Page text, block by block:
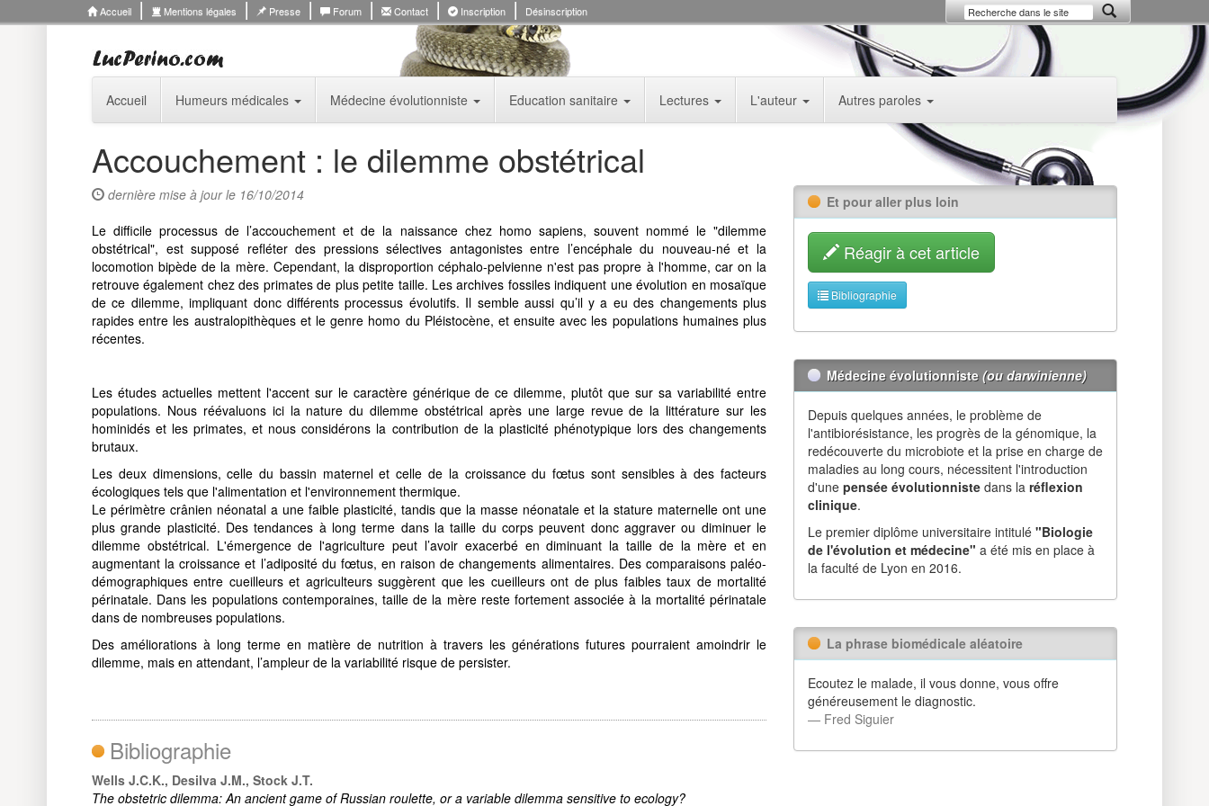
Accueil Mentions légales Presse Forum Contact Inscription Désinscription
Accueil Humeurs médicales Médecine évolutionniste Education sanitaire Lectures L'auteur Autres paroles
Accouchement : le dilemme obstétrical
dernière mise à jour le 16/10/2014
Le difficile processus de l’accouchement et de la naissance chez homo sapiens, souvent nommé le "dilemme
obstétrical", est supposé refléter des pressions sélectives antagonistes entre l’encéphale du nouveau-né et la
locomotion bipède de la mère. Cependant, la disproportion céphalo-pelvienne n'est pas propre à l'homme, car on la
retrouve également chez des primates de plus petite taille. Les archives fossiles indiquent une évolution en mosaïque
de ce dilemme, impliquant donc différents processus évolutifs. Il semble aussi qu’il y a eu des changements plus
rapides entre les australopithèques et le genre homo du Pléistocène, et ensuite avec les populations humaines plus
récentes.
Les études actuelles mettent l'accent sur ​​le caractère générique de ce dilemme, plutôt que sur sa variabilité entre
populations. Nous réévaluons ici la nature du dilemme obstétrical après une large revue de la littérature sur les
hominidés et les primates, et nous considérons la contribution de la plasticité phénotypique lors des changements
brutaux.
Les deux dimensions, celle du bassin maternel et celle de la croissance du fœtus sont sensibles à des facteurs
écologiques tels que l'alimentation et l'environnement thermique.
Le périmètre crânien néonatal a une faible plasticité, tandis que la masse néonatale et la stature maternelle ont une
plus grande plasticité. Des tendances à long terme dans la taille du corps peuvent donc aggraver ou diminuer le
dilemme obstétrical. L'émergence de l'agriculture peut l’avoir exacerbé en diminuant la taille de la mère et en
augmentant la croissance et l’adiposité du fœtus, en raison de changements alimentaires. Des comparaisons paléo-
démographiques entre cueilleurs et agriculteurs suggèrent que les cueilleurs ont de plus faibles taux de mortalité
périnatale. Dans les populations contemporaines, taille de la mère reste fortement associée à la mortalité périnatale
dans de nombreuses populations.
Des améliorations à long terme en matière de nutrition à travers les générations futures pourraient amoindrir le
dilemme, mais en attendant, l’ampleur de la variabilité risque de persister.
Bibliographie
Wells J.C.K., Desilva J.M., Stock J.T.
The obstetric dilemma: An ancient game of Russian roulette, or a variable dilemma sensitive to ecology?
Et pour aller plus loin
Réagir à cet article
Bibliographie
Médecine évolutionniste (ou darwinienne)
Depuis quelques années, le problème de
l'antibiorésistance, les progrès de la génomique, la
redécouverte du microbiote et la prise en charge de
maladies au long cours, nécessitent l'introduction
d'une pensée évolutionniste dans la réflexion
clinique.
Le premier diplôme universitaire intitulé "Biologie
de l'évolution et médecine" a été mis en place à
la faculté de Lyon en 2016.
La phrase biomédicale aléatoire
Ecoutez le malade, il vous donne, vous offre
généreusement le diagnostic.
― Fred Siguier